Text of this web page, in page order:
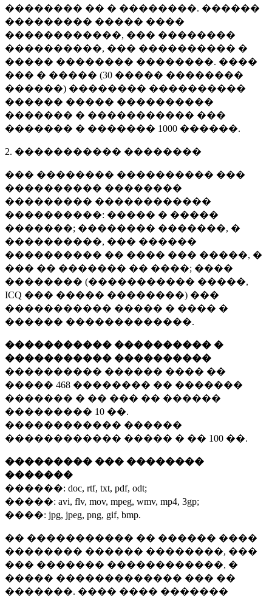
�������� �� � ��������. ������
��������� ����� ����
������������, ��� ��������
����������, ��� ���������� �
����� �������� ��������. ����
��� � ����� (30 ����� ��������
������) �������� ����������
������ ����� ����������
������� � ����������� ���
������� � ������� 1000 ������.
2. ����������� ��������
��� �������� ���������� ���
���������� ��������
��������� ������������
����������: ����� � �����
�������; �������� �������, �
����������, ��� ������
���������� �� ���� ��� �����, �
��� �� ������� �� ����; ����
�������� (����������� �����,
ICQ ��� ����� ��������) ���
����������� ����� � ���� �
������ �������������.
����������� ���������� �
����������� ����������
���������� ������ ���� ��
����� 468 �������� �� �������
������� � �� ��� �� ������
��������� 10 ��.
������������ ������
������������ ����� � �� 100 ��.
��������� ��� ��������
�������
������: doc, rtf, txt, pdf, odt;
�����: avi, flv, mov, mpeg, wmv, mp4, 3gp;
����: jpg, jpeg, png, gif, bmp.
�� ����������� �� ������ ����
�������� ������ ��������, ���
��� ������� ������������, �
����� ������������� ��� ��
�������. ���� ���� �������